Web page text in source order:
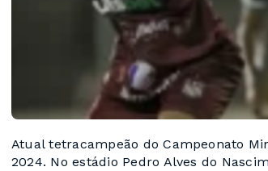
Atual tetracampeão do Campeonato
2024. No estádio Pedro Alves do